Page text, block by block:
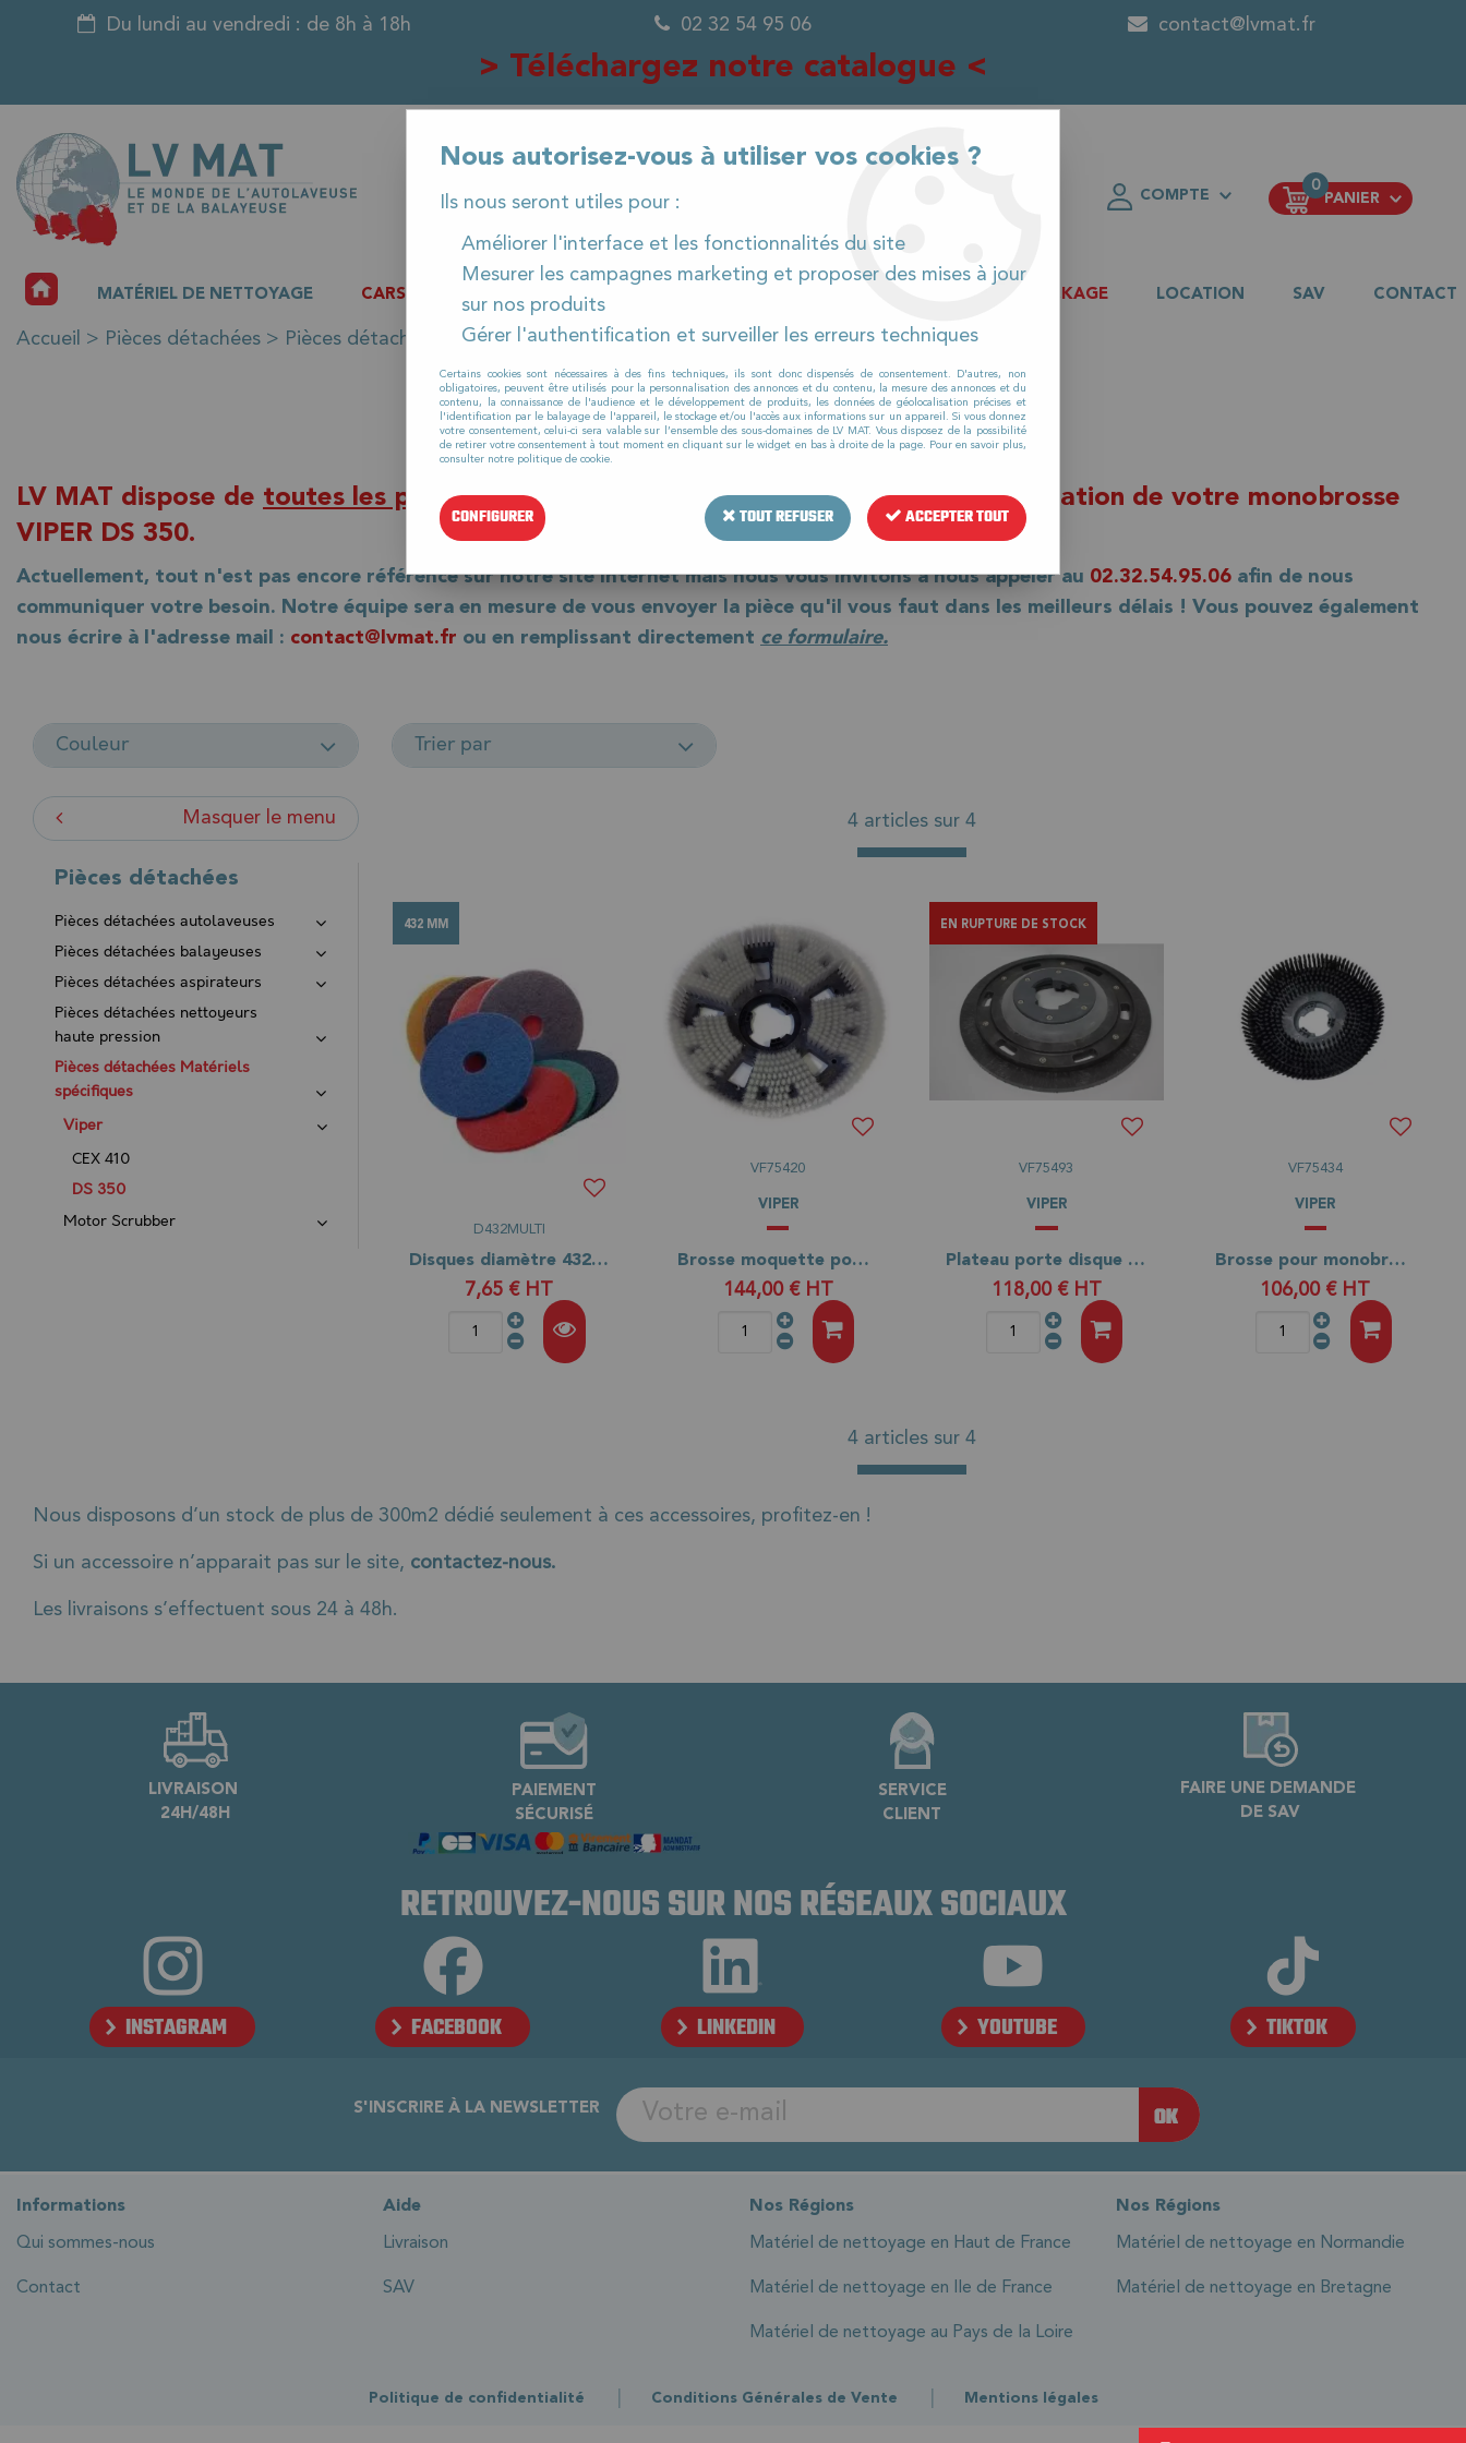
Du lundi au vendredi : de 8h à 18h 02 32 54 95 06 contact@lvmat.fr
> Téléchargez notre catalogue <
COMPTE
0
PANIER
ACCUEILMATÉRIEL DE NETTOYAGE CARSAT PIÈCES DÉTACHÉES DESTOCKAGE LOCATION SAV CONTACT
Accueil > Pièces détachées > Pièces détachées Matériels spécifiques >Viper >DS 350
DS 350
LV MAT dispose de toutes les pièces détachées
nécessaires à l'entretien et la réparation de votre monobrosse
VIPER DS 350.
Actuellement, tout n'est pas encore référencé sur notre site internet mais nous vous invitons à nous appeler au 02.32.54.95.06 afin de nous
communiquer votre besoin. Notre équipe sera en mesure de vous envoyer la pièce qu'il vous faut dans les meilleurs délais ! Vous pouvez également
nous écrire à l'adresse mail : contact@lvmat.fr ou en remplissant directement ce formulaire.
Couleur Trier par
Masquer le menu
Pièces détachées
Pièces détachées autolaveuses
Pièces détachées balayeuses
Pièces détachées aspirateurs
Pièces détachées nettoyeurs
haute pression
Pièces détachées Matériels
spécifiques
Viper
CEX 410
DS 350
Motor Scrubber
4 articles sur 4
432 MM
D432MULTI
Disques diamètre 432 mm
7,65 € HT
VF75420
VIPER
Brosse moquette pour monobrosse VIPER DS 350
144,00 € HT
EN RUPTURE DE STOCK
VF75493
VIPER
Plateau porte disque pour monobrosse VIPER DS 350
118,00 € HT
VF75434
VIPER
Brosse pour monobrosse VIPER DS 350
106,00 € HT
4 articles sur 4
Nous disposons d’un stock de plus de 300m2 dédié seulement à ces accessoires, profitez-en !
Si un accessoire n’apparait pas sur le site, contactez-nous.
Les livraisons s’effectuent sous 24 à 48h.
LIVRAISON
24H/48H
PAIEMENT
SÉCURISÉ
SERVICE
CLIENT
FAIRE UNE DEMANDE
DE SAV
RETROUVEZ-NOUS SUR NOS RÉSEAUX SOCIAUX
INSTAGRAM FACEBOOK LINKEDIN YOUTUBE TIKTOK
S'INSCRIRE À LA NEWSLETTER
Informations
Qui sommes-nous
Contact
Aide
Livraison
SAV
Nos Régions
Matériel de nettoyage en Haut de France
Matériel de nettoyage en Ile de France
Matériel de nettoyage au Pays de la Loire
Nos Régions
Matériel de nettoyage en Normandie
Matériel de nettoyage en Bretagne
Politique de confidentialité Conditions Générales de Vente Mentions légales
Nous autorisez-vous à utiliser vos cookies ?
Ils nous seront utiles pour :
Améliorer l'interface et les fonctionnalités du site
Mesurer les campagnes marketing et proposer des mises à jour
sur nos produits
Gérer l'authentification et surveiller les erreurs techniques
Certains cookies sont nécessaires à des fins techniques, ils sont donc dispensés de consentement. D'autres, non
obligatoires, peuvent être utilisés pour la personnalisation des annonces et du contenu, la mesure des annonces et du
contenu, la connaissance de l'audience et le développement de produits, les données de géolocalisation précises et
l'identification par le balayage de l'appareil, le stockage et/ou l'accès aux informations sur un appareil. Si vous donnez
votre consentement, celui-ci sera valable sur l’ensemble des sous-domaines de LV MAT. Vous disposez de la possibilité
de retirer votre consentement à tout moment en cliquant sur le widget en bas à droite de la page. Pour en savoir plus,
consulter notre politique de cookie.
CONFIGURER TOUT REFUSER ACCEPTER TOUT